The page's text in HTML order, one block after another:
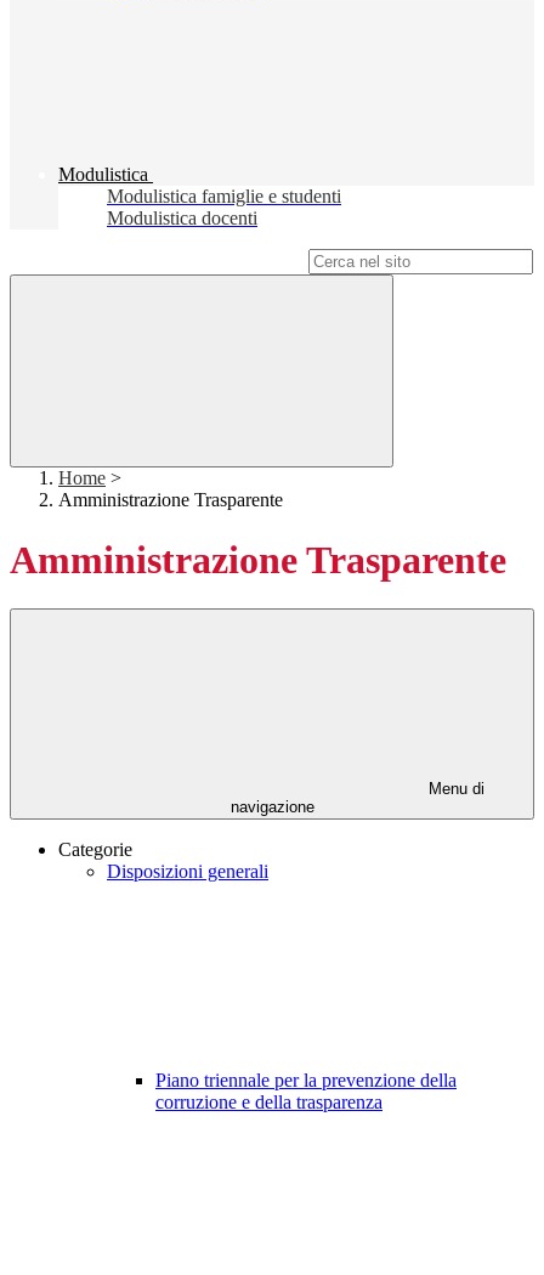
Modulistica
Modulistica famiglie e studenti
Modulistica docenti
Home >
Amministrazione Trasparente
Amministrazione Trasparente
Menu di
navigazione
Categorie
Disposizioni generali
Piano triennale per la prevenzione della
corruzione e della trasparenza